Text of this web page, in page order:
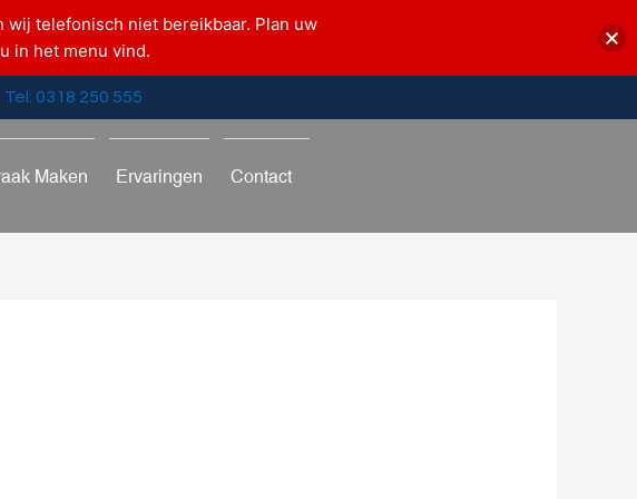
Tel: 0318 250 555
Maken Ervaringen Contact
telefonisch niet bereikbaar. Plan uw
in het menu vind.